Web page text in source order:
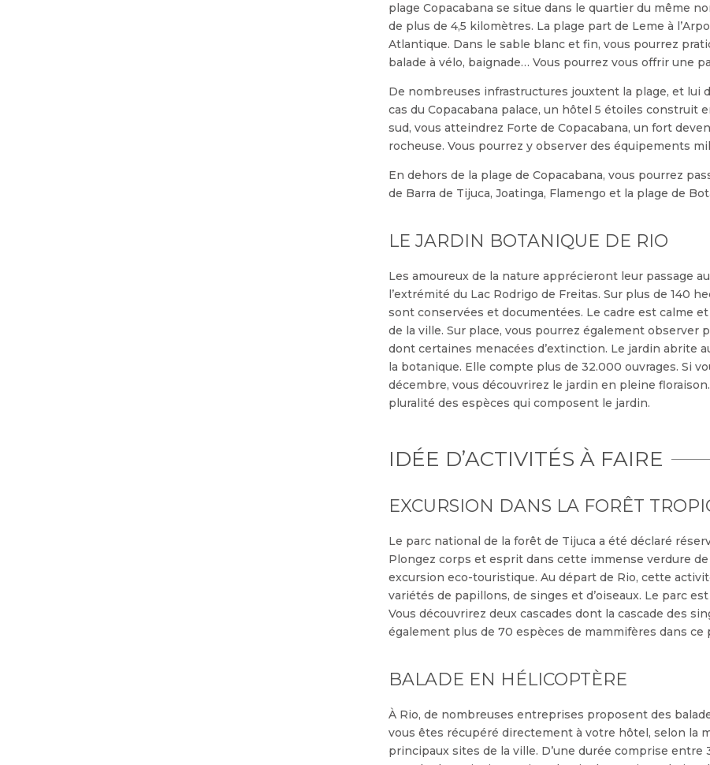
plage Copacabana se situe dans le quartier du même
de plus de 4,5 kilomètres. La plage part de Leme à
Atlantique. Dans le sable blanc et fin, vous pourrez
balade à vélo, baignade… Vous pourrez vous offrir une
De nombreuses infrastructures jouxtent la plage, et lui
cas du Copacabana palace, un hôtel 5 étoiles construit
sud, vous atteindrez Forte de Copacabana, un fort
rocheuse. Vous pourrez y observer des équipements
En dehors de la plage de Copacabana, vous pourrez
de Barra de Tijuca, Joatinga, Flamengo et la plage de
LE JARDIN BOTANIQUE DE RIO
Les amoureux de la nature apprécieront leur passage
l’extrémité du Lac Rodrigo de Freitas. Sur plus de 140
sont conservées et documentées. Le cadre est calme
de la ville. Sur place, vous pourrez également observer
dont certaines menacées d’extinction. Le jardin abrite
la botanique. Elle compte plus de 32.000 ouvrages. Si
décembre, vous découvrirez le jardin en pleine floraison.
pluralité des espèces qui composent le jardin.
IDÉE D’ACTIVITÉS À FAIRE
EXCURSION DANS LA FORÊT
Le parc national de la forêt de Tijuca a été déclaré
Plongez corps et esprit dans cette immense verdure de
excursion eco-touristique. Au départ de Rio, cette
variétés de papillons, de singes et d’oiseaux. Le parc
Vous découvrirez deux cascades dont la cascade des
également plus de 70 espèces de mammifères dans ce
BALADE EN HÉLICOPTÈRE
À Rio, de nombreuses entreprises proposent des
vous êtes récupéré directement à votre hôtel, selon la
principaux sites de la ville. D’une durée comprise entre